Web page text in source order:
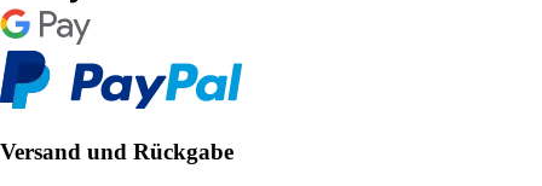
Versand und Rückgabe